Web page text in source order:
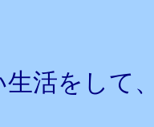
活をして